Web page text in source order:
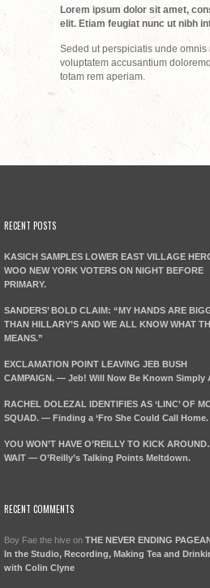
Lorem ipsum dolor sit amet,
elit. Etiam feugiat nunc ut nibh
Seded ut perspiciatis unde omnis
voluptatem accusantium
totam rem aperiam.
RECENT POSTS
KASICH SAMPLES LOWER EAST VILLAGE
WOO NEW YORK VOTERS ON NIGHT BEFORE
PRIMARY.
SANDERS’ BOLD CLAIM: “MY HANDS ARE
THAN HILLARY’S AND WE ALL KNOW WHAT
MEANS.”
EXCLAMATION POINT LEAVING JEB BUSH
CAMPAIGN. — Jeb! Will Now Be Known Simply
RACHEL DOLEZAL IDENTIFIES AS ‘LINC’ OF
SQUAD. — Finding a ‘Fro She Could Call Home.
YOU WON’T HAVE O’REILLY TO KICK
WAIT — O’Reilly’s Talking Points Meltdown.
RECENT COMMENTS
Boy Fae the hive on THE NEVER ENDING
In the Studio, Recording, Making Tea and
with Colin Clyne